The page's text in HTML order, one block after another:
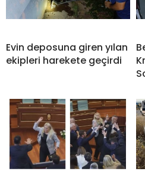
Evin deposuna giren yılan
ekipleri harekete geçirdi